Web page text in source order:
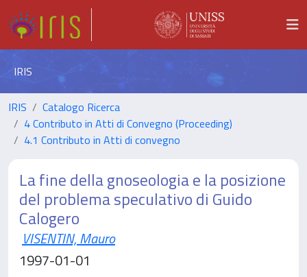
IRIS
IRIS
Catalogo Ricerca
4 Contributo in Atti di Convegno (Proceeding)
4.1 Contributo in Atti di convegno
La fine della gnoseologia e la posizione
del problema speculativo di Guido
Calogero
VISENTIN, Mauro
1997-01-01